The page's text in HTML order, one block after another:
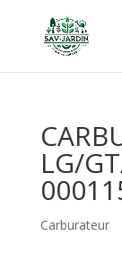
LG/
Carburateur